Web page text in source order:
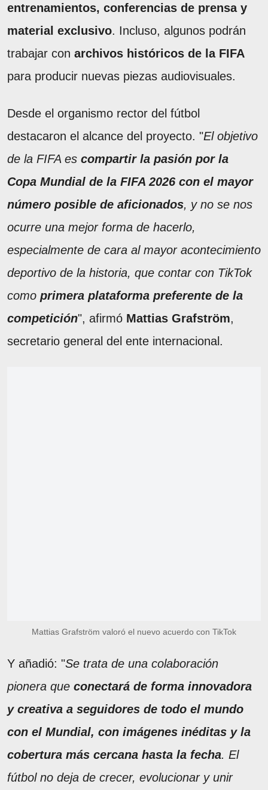
entrenamientos, conferencias de prensa y
material exclusivo. Incluso, algunos podrán
trabajar con archivos históricos de la FIFA
para producir nuevas piezas audiovisuales.
Desde el organismo rector del fútbol
destacaron el alcance del proyecto. "El objetivo
de la FIFA es compartir la pasión por la
Copa Mundial de la FIFA 2026 con el mayor
número posible de aficionados, y no se nos
ocurre una mejor forma de hacerlo,
especialmente de cara al mayor acontecimiento
deportivo de la historia, que contar con TikTok
como primera plataforma preferente de la
competición", afirmó Mattias Grafström,
secretario general del ente internacional.
Mattias Grafström valoró el nuevo acuerdo con TikTok
Y añadió: "Se trata de una colaboración
pionera que conectará de forma innovadora
y creativa a seguidores de todo el mundo
con el Mundial, con imágenes inéditas y la
cobertura más cercana hasta la fecha. El
fútbol no deja de crecer, evolucionar y unir